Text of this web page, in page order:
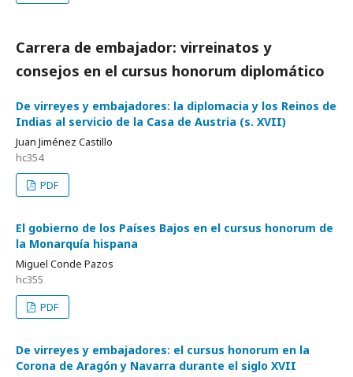
Carrera de embajador: virreinatos y
consejos en el cursus honorum diplomático
De virreyes y embajadores: la diplomacia y los Reinos de
Indias al servicio de la Casa de Austria (s. XVII)
Juan Jiménez Castillo
hc354
PDF
El gobierno de los Países Bajos en el cursus honorum de
la Monarquía hispana
Miguel Conde Pazos
hc355
PDF
De virreyes y embajadores: el cursus honorum en la
Corona de Aragón y Navarra durante el siglo XVII